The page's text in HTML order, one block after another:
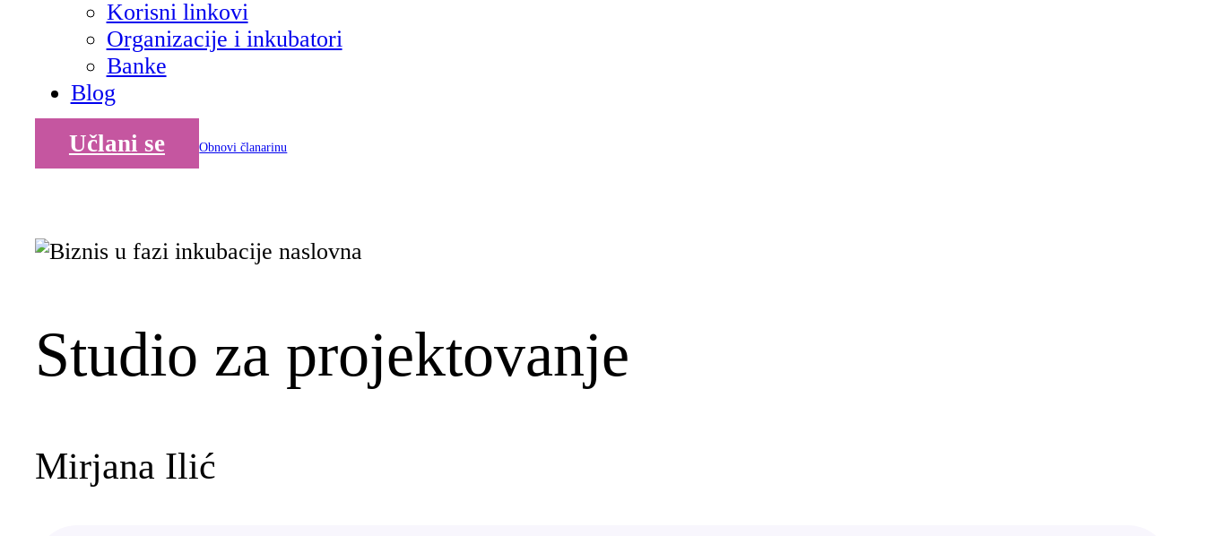
Korisni linkovi
Organizacije i inkubatori
Banke
Blog
Učlani se Obnovi članarinu
Studio za projektovanje
Mirjana Ilić